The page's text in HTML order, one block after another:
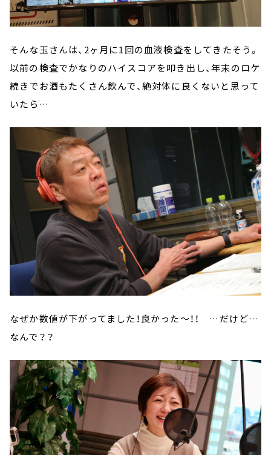
そんな玉さんは、2ヶ月に1回の血液検査をしてきたそう。
以前の検査でかなりのハイスコアを叩き出し、年末のロケ
続きでお酒もたくさん飲んで、絶対体に良くないと思って
いたら…
なぜか数値が下がってました！良かった～！！ …だけど…
なんで？？